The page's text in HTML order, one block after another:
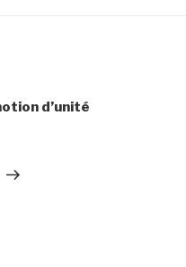
d’unité